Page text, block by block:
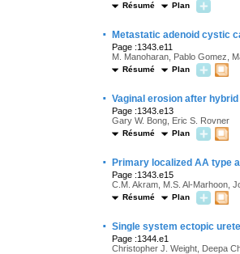
Résumé Plan
· Metastatic adenoid cystic
Page :1343.e11
M. Manoharan, Pablo Gomez,
Résumé Plan
· Vaginal erosion after
Page :1343.e13
Gary W. Bong, Eric S. Rovner
Résumé Plan
· Primary localized AA type
Page :1343.e15
C.M. Akram, M.S. Al-Marhoon,
Résumé Plan
· Single system ectopic
Page :1344.e1
Christopher J. Weight, Deepa